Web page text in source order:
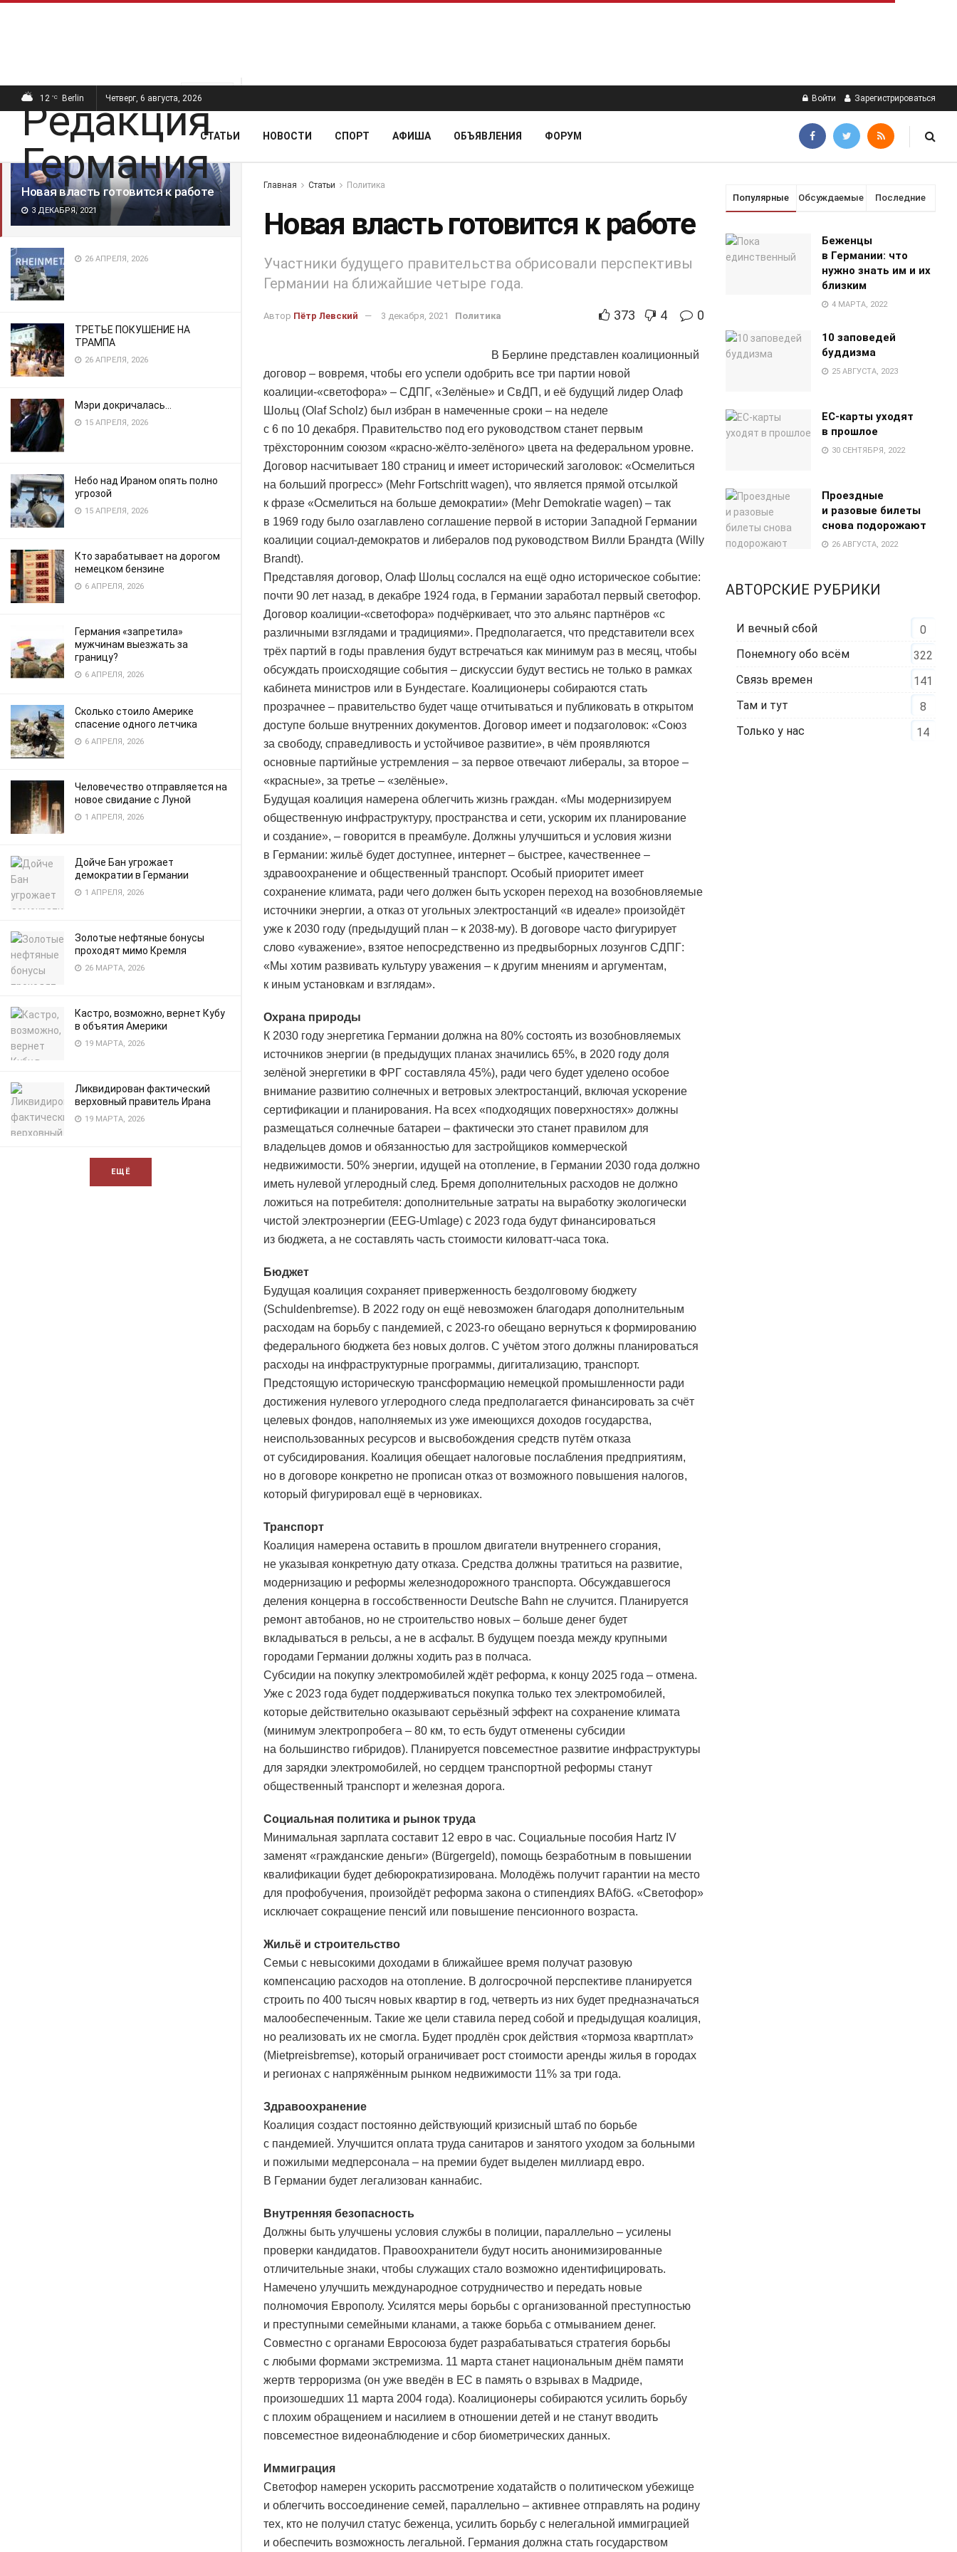
ПОСЛЕДНИЕ
Новая власть готовится к работе
3 ДЕКАБРЯ, 2021
26 АПРЕЛЯ, 2026
ТРЕТЬЕ ПОКУШЕНИЕ НА
ТРАМПА
26 АПРЕЛЯ, 2026
Мэри докричалась…
15 АПРЕЛЯ, 2026
Небо над Ираном опять полно
угрозой
15 АПРЕЛЯ, 2026
Кто зарабатывает на дорогом
немецком бензине
6 АПРЕЛЯ, 2026
Германия «запретила»
мужчинам выезжать за
границу?
6 АПРЕЛЯ, 2026
Сколько стоило Америке
спасение одного летчика
6 АПРЕЛЯ, 2026
Человечество отправляется на
новое свидание с Луной
1 АПРЕЛЯ, 2026
Дойче Бан угрожает
демократии в Германии
1 АПРЕЛЯ, 2026
Золотые нефтяные бонусы
проходят мимо Кремля
26 МАРТА, 2026
Кастро, возможно, вернет Кубу
в объятия Америки
19 МАРТА, 2026
Ликвидирован фактический
верховный правитель Ирана
19 МАРТА, 2026
ЕЩЁ
12 °C Berlin Четверг, 6 августа, 2026 Войти Зарегистрироваться
СТАТЬИ НОВОСТИ СПОРТ АФИША ОБЪЯВЛЕНИЯ ФОРУМ
Главная Статьи Политика
Новая власть готовится к работе
Участники будущего правительства обрисовали перспективы
Германии на ближайшие четыре года.
Автор Пётр Левский 3 декабря, 2021 Политика 373 4 0
В Берлине представлен коалиционный
договор – вовремя, чтобы его успели одобрить все три партии новой
коалиции-«светофора» – СДПГ, «Зелёные» и СвДП, и её будущий лидер Олаф
Шольц (Olaf Scholz) был избран в намеченные сроки – на неделе
с 6 по 10 декабря. Правительство под его руководством станет первым
трёхсторонним союзом «красно-жёлто-зелёного» цвета на федеральном уровне.
Договор насчитывает 180 страниц и имеет исторический заголовок: «Осмелиться
на больший прогресс» (Mehr Fortschritt wagen), что является прямой отсылкой
к фразе «Осмелиться на больше демократии» (Mehr Demokratie wagen) – так
в 1969 году было озаглавлено соглашение первой в истории Западной Германии
коалиции социал-демократов и либералов под руководством Вилли Брандта (Willy
Brandt).
Представляя договор, Олаф Шольц сослался на ещё одно историческое событие:
почти 90 лет назад, в декабре 1924 года, в Германии заработал первый светофор.
Договор коалиции-«светофора» подчёркивает, что это альянс партнёров «с
различными взглядами и традициями». Предполагается, что представители всех
трёх партий в годы правления будут встречаться как минимум раз в месяц, чтобы
обсуждать происходящие события – дискуссии будут вестись не только в рамках
кабинета министров или в Бундестаге. Коалиционеры собираются стать
прозрачнее – правительство будет чаще отчитываться и публиковать в открытом
доступе больше внутренних документов. Договор имеет и подзаголовок: «Союз
за свободу, справедливость и устойчивое развитие», в чём проявляются
основные партийные устремления – за первое отвечают либералы, за второе –
«красные», за третье – «зелёные».
Будущая коалиция намерена облегчить жизнь граждан. «Мы модернизируем
общественную инфраструктуру, пространства и сети, ускорим их планирование
и создание», – говорится в преамбуле. Должны улучшиться и условия жизни
в Германии: жильё будет доступнее, интернет – быстрее, качественнее –
здравоохранение и общественный транспорт. Особый приоритет имеет
сохранение климата, ради чего должен быть ускорен переход на возобновляемые
источники энергии, а отказ от угольных электростанций «в идеале» произойдёт
уже к 2030 году (предыдущий план – к 2038-му). В договоре часто фигурирует
слово «уважение», взятое непосредственно из предвыборных лозунгов СДПГ:
«Мы хотим развивать культуру уважения – к другим мнениям и аргументам,
к иным установкам и взглядам».
Охрана природы
К 2030 году энергетика Германии должна на 80% состоять из возобновляемых
источников энергии (в предыдущих планах значились 65%, в 2020 году доля
зелёной энергетики в ФРГ составляла 45%), ради чего будет уделено особое
внимание развитию солнечных и ветровых электростанций, включая ускорение
сертификации и планирования. На всех «подходящих поверхностях» должны
размещаться солнечные батареи – фактически это станет правилом для
владельцев домов и обязанностью для застройщиков коммерческой
недвижимости. 50% энергии, идущей на отопление, в Германии 2030 года должно
иметь нулевой углеродный след. Бремя дополнительных расходов не должно
ложиться на потребителя: дополнительные затраты на выработку экологически
чистой электроэнергии (EEG-Umlage) с 2023 года будут финансироваться
из бюджета, а не составлять часть стоимости киловатт-часа тока.
Бюджет
Будущая коалиция сохраняет приверженность бездолговому бюджету
(Schuldenbremse). В 2022 году он ещё невозможен благодаря дополнительным
расходам на борьбу с пандемией, с 2023-го обещано вернуться к формированию
федерального бюджета без новых долгов. С учётом этого должны планироваться
расходы на инфраструктурные программы, дигитализацию, транспорт.
Предстоящую историческую трансформацию немецкой промышленности ради
достижения нулевого углеродного следа предполагается финансировать за счёт
целевых фондов, наполняемых из уже имеющихся доходов государства,
неиспользованных ресурсов и высвобождения средств путём отказа
от субсидирования. Коалиция обещает налоговые послабления предприятиям,
но в договоре конкретно не прописан отказ от возможного повышения налогов,
который фигурировал ещё в черновиках.
Транспорт
Коалиция намерена оставить в прошлом двигатели внутреннего сгорания,
не указывая конкретную дату отказа. Средства должны тратиться на развитие,
модернизацию и реформы железнодорожного транспорта. Обсуждавшегося
деления концерна в госсобственности Deutsche Bahn не случится. Планируется
ремонт автобанов, но не строительство новых – больше денег будет
вкладываться в рельсы, а не в асфальт. В будущем поезда между крупными
городами Германии должны ходить раз в полчаса.
Субсидии на покупку электромобилей ждёт реформа, к концу 2025 года – отмена.
Уже с 2023 года будет поддерживаться покупка только тех электромобилей,
которые действительно оказывают серьёзный эффект на сохранение климата
(минимум электропробега – 80 км, то есть будут отменены субсидии
на большинство гибридов). Планируется повсеместное развитие инфраструктуры
для зарядки электромобилей, но сердцем транспортной реформы станут
общественный транспорт и железная дорога.
Социальная политика и рынок труда
Минимальная зарплата составит 12 евро в час. Социальные пособия Hartz IV
заменят «гражданские деньги» (Bürgergeld), помощь безработным в повышении
квалификации будет дебюрократизирована. Молодёжь получит гарантии на место
для профобучения, произойдёт реформа закона о стипендиях BAföG. «Светофор»
исключает сокращение пенсий или повышение пенсионного возраста.
Жильё и строительство
Семьи с невысокими доходами в ближайшее время получат разовую
компенсацию расходов на отопление. В долгосрочной перспективе планируется
строить по 400 тысяч новых квартир в год, четверть из них будет предназначаться
малообеспеченным. Такие же цели ставила перед собой и предыдущая коалиция,
но реализовать их не смогла. Будет продлён срок действия «тормоза квартплат»
(Mietpreisbremse), который ограничивает рост стоимости аренды жилья в городах
и регионах с напряжённым рынком недвижимости 11% за три года.
Здравоохранение
Коалиция создаст постоянно действующий кризисный штаб по борьбе
с пандемией. Улучшится оплата труда санитаров и занятого уходом за больными
и пожилыми медперсонала – на премии будет выделен миллиард евро.
В Германии будет легализован каннабис.
Внутренняя безопасность
Должны быть улучшены условия службы в полиции, параллельно – усилены
проверки кандидатов. Правоохранители будут носить анонимизированные
отличительные знаки, чтобы служащих стало возможно идентифицировать.
Намечено улучшить международное сотрудничество и передать новые
полномочия Европолу. Усилятся меры борьбы с организованной преступностью
и преступными семейными кланами, а также борьба с отмыванием денег.
Совместно с органами Евросоюза будет разрабатываться стратегия борьбы
с любыми формами экстремизма. 11 марта станет национальным днём памяти
жертв терроризма (он уже введён в ЕС в память о взрывах в Мадриде,
произошедших 11 марта 2004 года). Коалиционеры собираются усилить борьбу
с плохим обращением и насилием в отношении детей и не станут вводить
повсеместное видеонаблюдение и сбор биометрических данных.
Иммиграция
Светофор намерен ускорить рассмотрение ходатайств о политическом убежище
и облегчить воссоединение семей, параллельно – активнее отправлять на родину
тех, кто не получил статус беженца, усилить борьбу с нелегальной иммиграцией
и обеспечить возможность легальной. Германия должна стать государством
Популярные Обсуждаемые Последние
Беженцы
в Германии: что
нужно знать им и их
близким
4 МАРТА, 2022
10 заповедей
буддизма
25 АВГУСТА, 2023
EC-карты уходят
в прошлое
30 СЕНТЯБРЯ, 2022
Проездные
и разовые билеты
снова подорожают
26 АВГУСТА, 2022
АВТОРСКИЕ РУБРИКИ
И вечный сбой
0
Понемногу обо всём
322
Связь времен
141
Там и тут
8
Только у нас
14